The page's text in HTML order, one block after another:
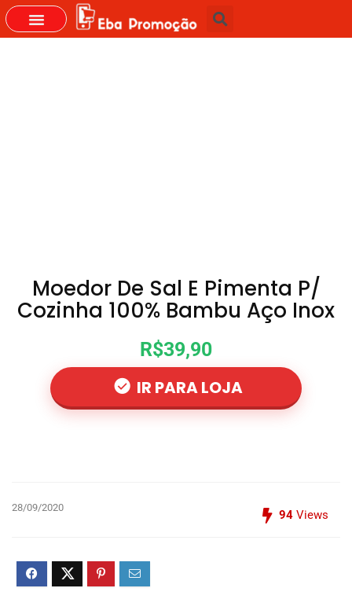
Moedor De Sal E Pimenta P/
Cozinha 100% Bambu Aço Inox
R$39,90
IR PARA LOJA
28/09/2020
94 Views